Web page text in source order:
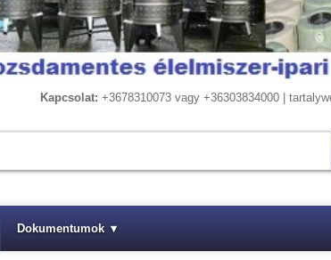
Kapcsolat: +3678310073 vagy +36303834000 |
Dokumentumok ▾